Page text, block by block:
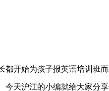
开始为孩子报英语培训班
天沪江的小编就给大家分